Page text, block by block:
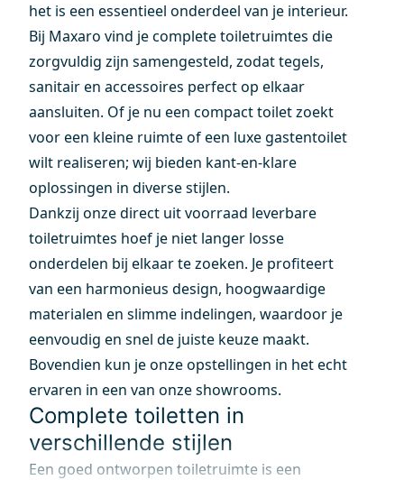
het is een essentieel onderdeel van je interieur.
Bij Maxaro vind je complete toiletruimtes die
zorgvuldig zijn samengesteld, zodat tegels,
sanitair en accessoires perfect op elkaar
aansluiten. Of je nu een compact toilet zoekt
voor een kleine ruimte of een luxe gastentoilet
wilt realiseren; wij bieden kant-en-klare
oplossingen in diverse stijlen.
Dankzij onze direct uit voorraad leverbare
toiletruimtes hoef je niet langer losse
onderdelen bij elkaar te zoeken. Je profiteert
van een harmonieus design, hoogwaardige
materialen en slimme indelingen, waardoor je
eenvoudig en snel de juiste keuze maakt.
Bovendien kun je onze opstellingen in het echt
ervaren in een van onze showrooms.
Complete toiletten in
verschillende stijlen
Een goed ontworpen toiletruimte is een